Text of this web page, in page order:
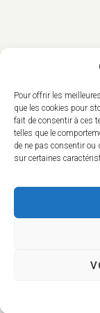
Pour offrir les
que les cookies pour
fait de consentir à ces
telles que le
de ne pas consentir ou
sur certaines